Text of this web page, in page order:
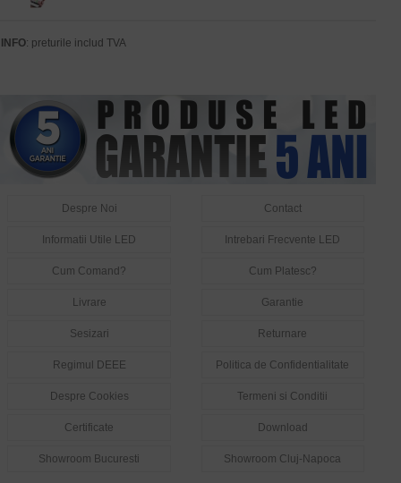
INFO: preturile includ TVA
Despre Noi Contact
Informatii Utile LED Intrebari Frecvente LED
Cum Comand? Cum Platesc?
Livrare Garantie
Sesizari Returnare
Regimul DEEE Politica de Confidentialitate
Despre Cookies Termeni si Conditii
Certificate Download
Showroom Bucuresti Showroom Cluj-Napoca